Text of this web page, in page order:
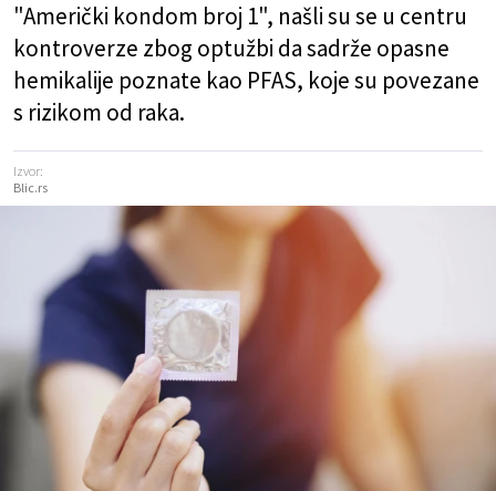
"Američki kondom broj 1", našli su se u centru
kontroverze zbog optužbi da sadrže opasne
hemikalije poznate kao PFAS, koje su povezane
s rizikom od raka.
Izvor:
Blic.rs